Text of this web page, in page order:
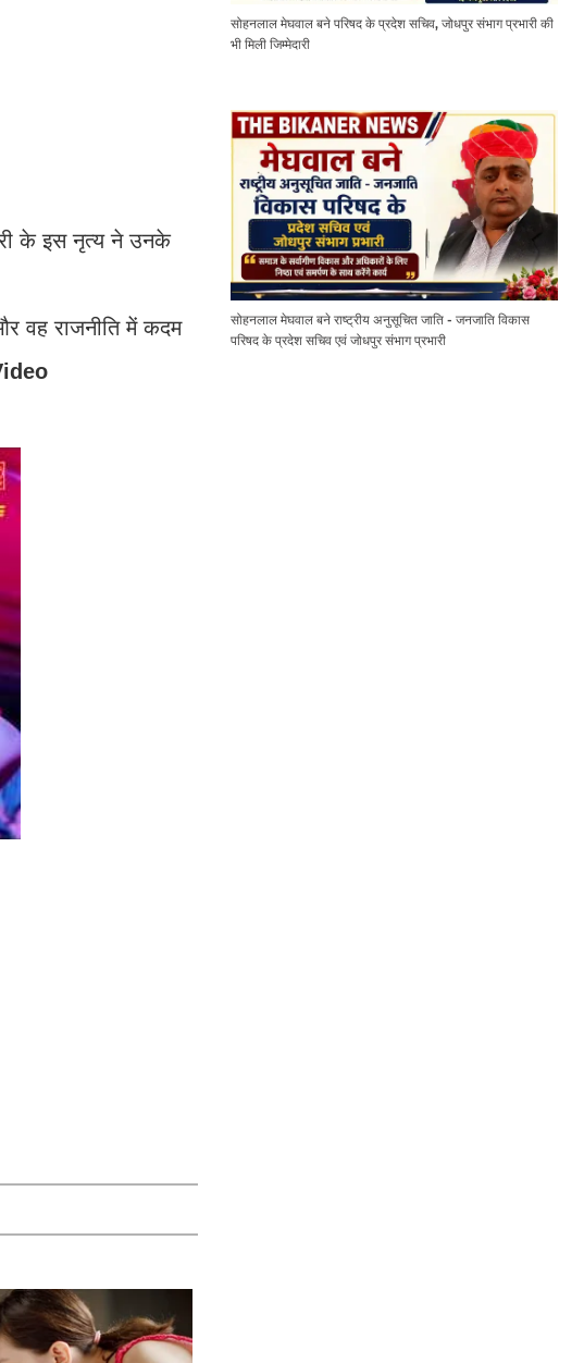
के इस नृत्य ने उनके
वह राजनीति में कदम
सोहनलाल मेघवाल बने परिषद के प्रदेश सचिव, जोधपुर संभाग प्रभारी की
भी मिली जिम्मेदारी
सोहनलाल मेघवाल बने राष्ट्रीय अनुसूचित जाति - जनजाति विकास
परिषद के प्रदेश सचिव एवं जोधपुर संभाग प्रभारी